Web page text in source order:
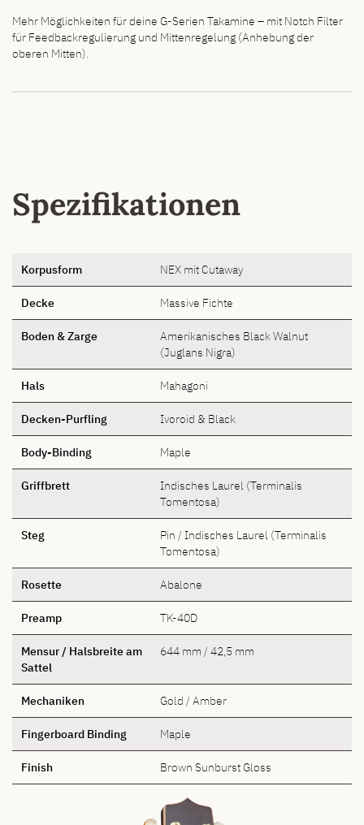
Mehr Möglichkeiten für deine G-Serien Takamine – mit Notch Filter
für Feedbackregulierung und Mittenregelung (Anhebung der
oberen Mitten).
Spezifikationen
Korpusform NEX mit Cutaway
Decke Massive Fichte
Boden & Zarge
Amerikanisches Black Walnut
(Juglans Nigra)
Hals Mahagoni
Decken-Purfling Ivoroid & Black
Body-Binding Maple
Griffbrett
Indisches Laurel (Terminalis
Tomentosa)
Steg
Pin / Indisches Laurel (Terminalis
Tomentosa)
Rosette Abalone
Preamp TK-40D
Mensur / Halsbreite am
Sattel
644 mm / 42,5 mm
Mechaniken Gold / Amber
Fingerboard Binding Maple
Finish Brown Sunburst Gloss